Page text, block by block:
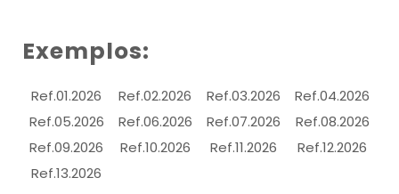
Exemplos:
Ref.01.2026 Ref.02.2026 Ref.03.2026
Ref.04.2026
Ref.05.2026
Ref.06.2026 Ref.07.2026
Ref.08.2026
Ref.09.2026
Ref.10.2026 Ref.11.2026
Ref.12.2026
Ref.13.2026